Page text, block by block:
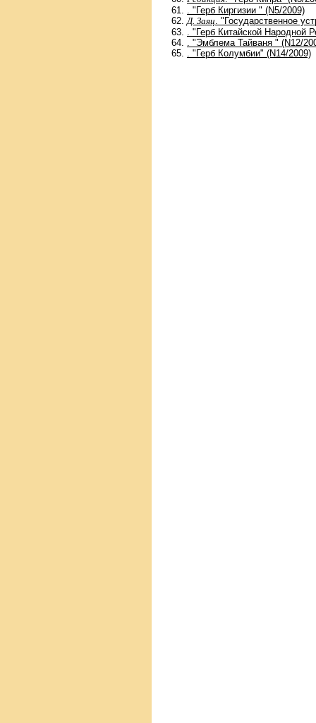
. "Герб Киргизии " (N5/2009)
Д. Заяц . "Государственное
. "Герб Китайской Народной
. "Эмблема Тайваня " (N12/
. "Герб Колумбии" (N14/2009)